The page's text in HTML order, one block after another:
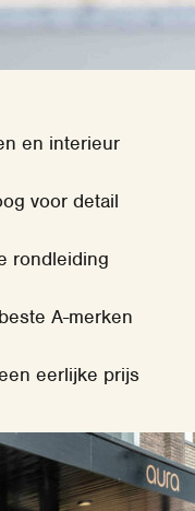
en interieur
voor detail
rondleiding
A-merken
eerlijke prijs